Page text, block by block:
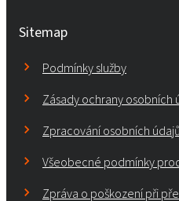
Sitemap
Podmínky služby
Zásady ochrany osobních
Zpracování osobních údajů
Všeobecné podmínky
Zpráva o poškození při